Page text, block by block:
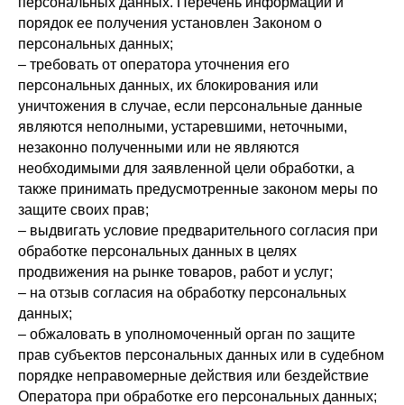
порядок ее получения установлен Законом о
персональных данных;
– требовать от оператора уточнения его
персональных данных, их блокирования или
уничтожения в случае, если персональные данные
являются неполными, устаревшими, неточными,
незаконно полученными или не являются
необходимыми для заявленной цели обработки, а
также принимать предусмотренные законом меры по
защите своих прав;
– выдвигать условие предварительного согласия при
обработке персональных данных в целях
продвижения на рынке товаров, работ и услуг;
– на отзыв согласия на обработку персональных
данных;
– обжаловать в уполномоченный орган по защите
прав субъектов персональных данных или в судебном
порядке неправомерные действия или бездействие
Оператора при обработке его персональных данных;